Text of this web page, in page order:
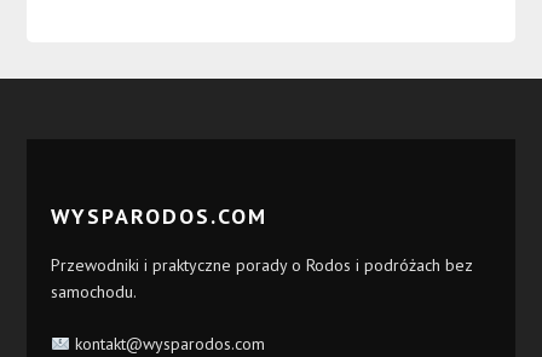
WYSPARODOS.COM
Przewodniki i praktyczne porady o Rodos i podróżach bez
samochodu.
kontakt@wysparodos.com